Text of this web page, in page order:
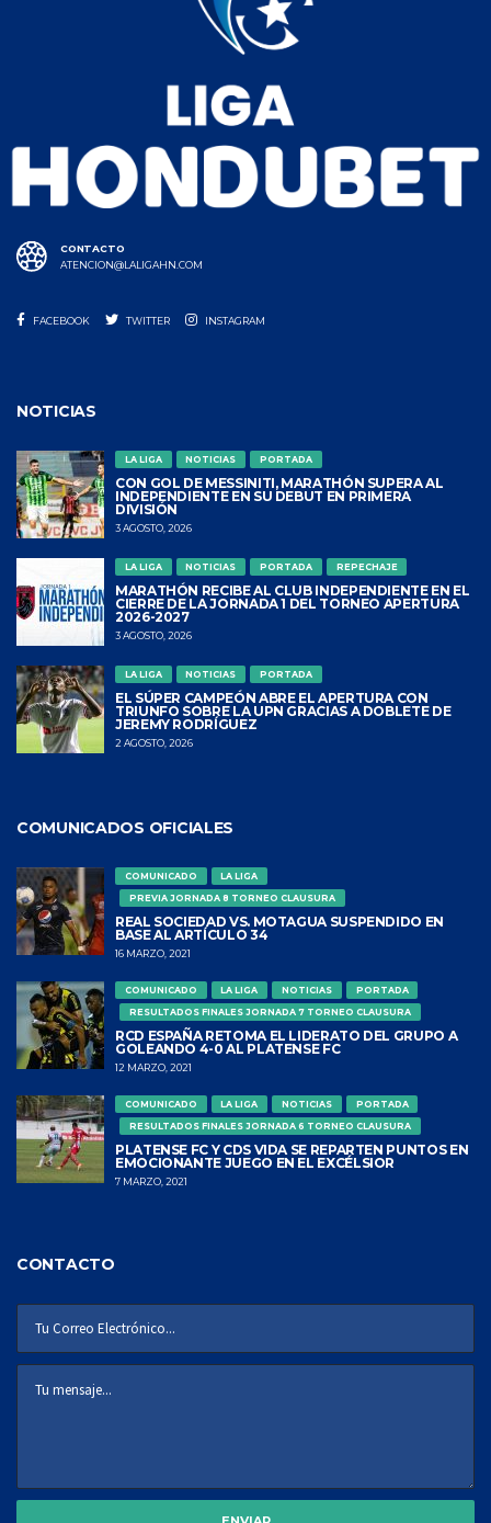
CONTACTO
ATENCION@LALIGAHN.COM
FACEBOOK TWITTER INSTAGRAM
NOTICIAS
LA LIGA NOTICIAS PORTADA
CON GOL DE MESSINITI, MARATHÓN SUPERA AL
INDEPENDIENTE EN SU DEBUT EN PRIMERA
DIVISIÓN
3 AGOSTO, 2026
LA LIGA NOTICIAS PORTADA REPECHAJE
MARATHÓN RECIBE AL CLUB INDEPENDIENTE EN EL
CIERRE DE LA JORNADA 1 DEL TORNEO APERTURA
2026-2027
3 AGOSTO, 2026
LA LIGA NOTICIAS PORTADA
EL SÚPER CAMPEÓN ABRE EL APERTURA CON
TRIUNFO SOBRE LA UPN GRACIAS A DOBLETE DE
JEREMY RODRÍGUEZ
2 AGOSTO, 2026
COMUNICADOS OFICIALES
COMUNICADO
LA LIGA
PREVIA JORNADA 8 TORNEO CLAUSURA
REAL SOCIEDAD VS. MOTAGUA SUSPENDIDO EN
BASE AL ARTÍCULO 34
16 MARZO, 2021
COMUNICADO LA LIGA NOTICIAS
PORTADA
RESULTADOS FINALES JORNADA 7 TORNEO CLAUSURA
RCD ESPAÑA RETOMA EL LIDERATO DEL GRUPO A
GOLEANDO 4-0 AL PLATENSE FC
12 MARZO, 2021
COMUNICADO LA LIGA NOTICIAS
PORTADA
RESULTADOS FINALES JORNADA 6 TORNEO CLAUSURA
PLATENSE FC Y CDS VIDA SE REPARTEN PUNTOS EN
EMOCIONANTE JUEGO EN EL EXCÉLSIOR
7 MARZO, 2021
CONTACTO